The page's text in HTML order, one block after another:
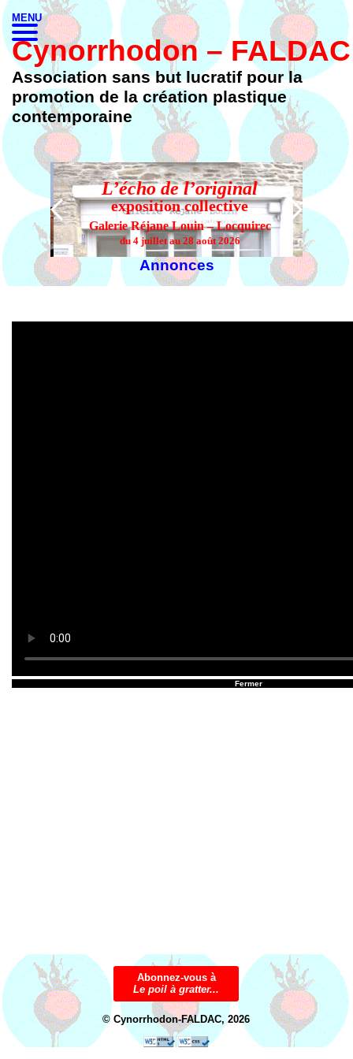
Cynorrhodon – FALDAC
Association sans but lucratif pour la
promotion de la création plastique
contemporaine
L’écho de l’original
exposition collective
Galerie Réjane Louin – Locquirec
du 4 juillet au 28 août 2026
Annonces
MENU
Abonnez-vous à
Le poil à gratter...
© Cynorrhodon-FALDAC, 2026